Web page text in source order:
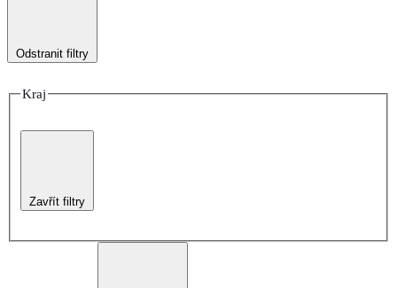
Odstranit filtry
Kraj
Zavřít filtry